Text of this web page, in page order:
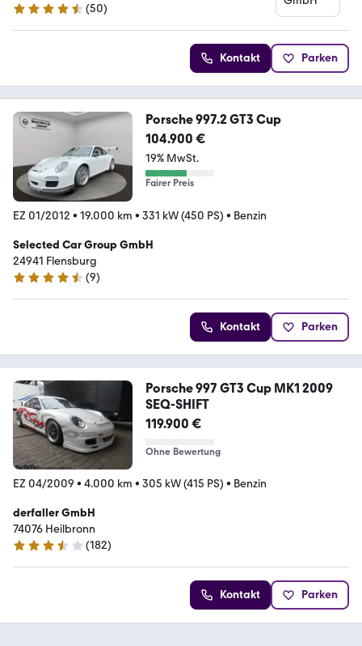
4.7 Sterne
(50)
Kontakt Parken
Porsche 997.2 GT3 Cup
104.900 €
19% MwSt.
Fairer Preis
EZ 01/2012 • 19.000 km • 331 kW (450 PS) • Benzin
Selected Car Group GmbH
24941 Flensburg
4.3 Sterne
(9)
Kontakt Parken
Porsche 997 GT3 Cup MK1 2009
SEQ-SHIFT
119.900 €
Ohne Bewertung
EZ 04/2009 • 4.000 km • 305 kW (415 PS) • Benzin
derfaller GmbH
74076 Heilbronn
3.7 Sterne
(182)
Kontakt Parken